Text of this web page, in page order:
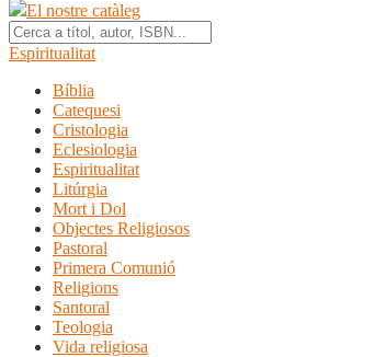
El nostre catàleg
Espiritualitat
Bíblia
Catequesi
Cristologia
Eclesiologia
Espiritualitat
Litúrgia
Mort i Dol
Objectes Religiosos
Pastoral
Primera Comunió
Religions
Santoral
Teologia
Vida religiosa